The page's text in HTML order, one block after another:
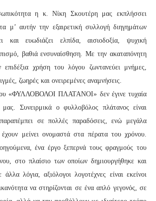
η κ. Νίκη Σκουτέρη μας εκπλήσσει
μ’ αυτήν την εξαιρετική συλλογή διηγημάτων
και ευωδιάζει ελπίδα, αισιοδοξία, ψυχική
βαθιά ενσυναίσθηση. Με την ακαταπόνητη
χρήση του λόγου ζωντανεύει μνήμες,
ζωηρές και ονειρεμένες αναμνήσεις.
«ΦΥΛΛΟΒΟΛΟΙ ΠΛΑΤΑΝΟΙ» δεν έγινε τυχαία
Συνειρμικά ο φυλλοβόλος πλάτανος είναι
σε πολλές παραδόσεις, ενώ μεγάλα
έχουν μείνει ονομαστά στα πέρατα του χρόνου.
ένα έργο ξεπερνά τους φραγμούς του
στο πλαίσιο των οποίων δημιουργήθηκε και
λόγια, αξιόλογοι λογοτέχνες είναι εκείνοι
να στηρίζονται σε ένα απλό γεγονός, σε